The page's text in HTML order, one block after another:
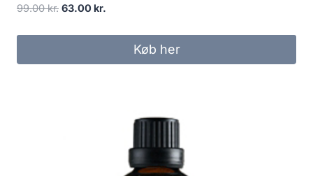
99.00kr. Den
63.00 kr.
Køb her